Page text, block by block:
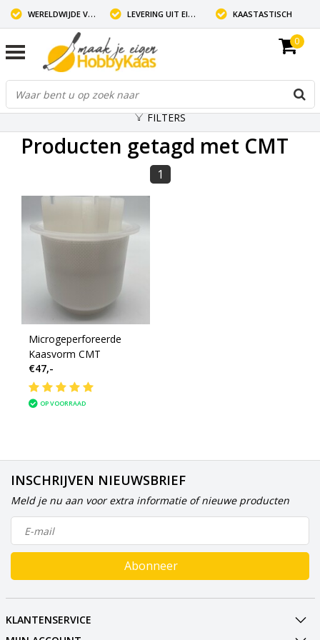
WERELDWIJDE VERZENDING LEVERING UIT EIGEN VOORRAAD KAASTASTISCH
0
FILTERS
Producten getagd met CMT
1
Microgeperforeerde
Kaasvorm CMT
€47,-
OP VOORRAAD
INSCHRIJVEN NIEUWSBRIEF
Meld je nu aan voor extra informatie of nieuwe producten
Abonneer
KLANTENSERVICE